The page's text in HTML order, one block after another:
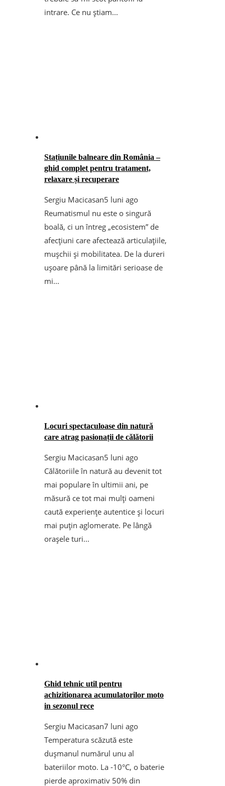
intrare. Ce nu știam...
Stațiunile balneare din România –
ghid complet pentru tratament,
relaxare și recuperare
Sergiu Macicasan5 luni ago
Reumatismul nu este o singură
boală, ci un întreg „ecosistem” de
afecțiuni care afectează articulațiile,
mușchii și mobilitatea. De la dureri
ușoare până la limitări serioase de
mi...
Locuri spectaculoase din natură
care atrag pasionații de călătorii
Sergiu Macicasan5 luni ago
Călătoriile în natură au devenit tot
mai populare în ultimii ani, pe
măsură ce tot mai mulți oameni
caută experiențe autentice și locuri
mai puțin aglomerate. Pe lângă
orașele turi...
Ghid tehnic util pentru
achizitionarea acumulatorilor moto
in sezonul rece
Sergiu Macicasan7 luni ago
Temperatura scăzută este
dușmanul numărul unu al
bateriilor moto. La -10°C, o baterie
pierde aproximativ 50% din